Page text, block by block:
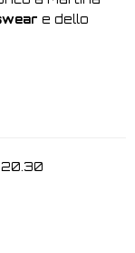
e dello
20.30